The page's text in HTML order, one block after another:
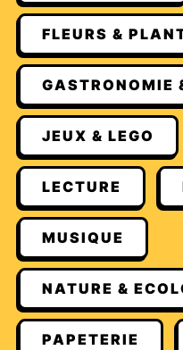
FLEURS &
GASTRONOMIE
JEUX & LEGO
LECTURE
MUSIQUE
NATURE &
PAPETERIE